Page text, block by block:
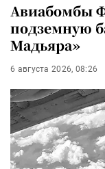
Авиабомбы
подземную
Мадьяра»
6 августа 2026, 08:26